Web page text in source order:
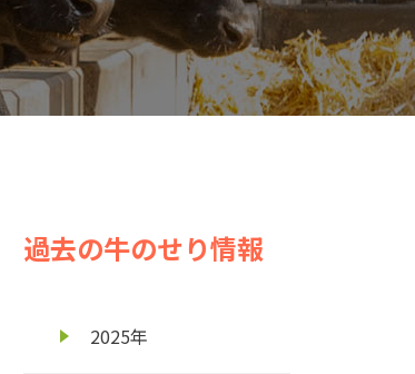
問題取組
過去の牛のせり情報
2025年